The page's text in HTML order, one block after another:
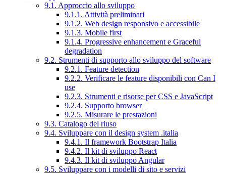
9.1. Approccio allo sviluppo
9.1.1. Attività preliminari
9.1.2. Web design responsivo e accessibile
9.1.3. Mobile first
9.1.4. Progressive enhancement e Graceful
degradation
9.2. Strumenti di supporto allo sviluppo del software
9.2.1. Feature detection
9.2.2. Verificare le feature disponibili con Can I
use
9.2.3. Strumenti e risorse per CSS e JavaScript
9.2.4. Supporto browser
9.2.5. Misurare le prestazioni
9.3. Catalogo del riuso
9.4. Sviluppare con il design system .italia
9.4.1. Il framework Bootstrap Italia
9.4.2. Il kit di sviluppo React
9.4.3. Il kit di sviluppo Angular
9.5. Sviluppare con i modelli di sito e servizi